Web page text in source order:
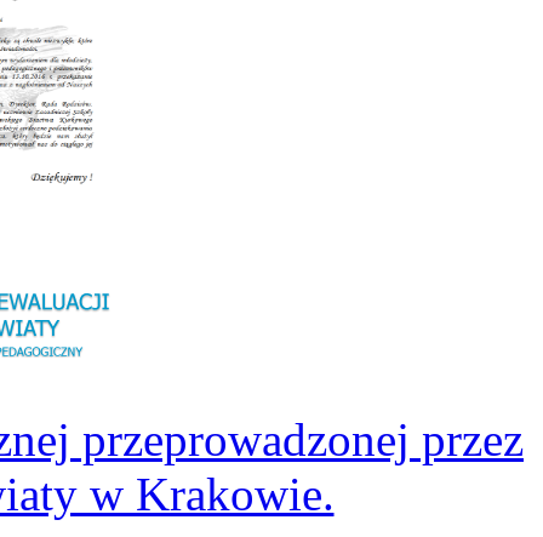
przeprowadzonej przez
w Krakowie.